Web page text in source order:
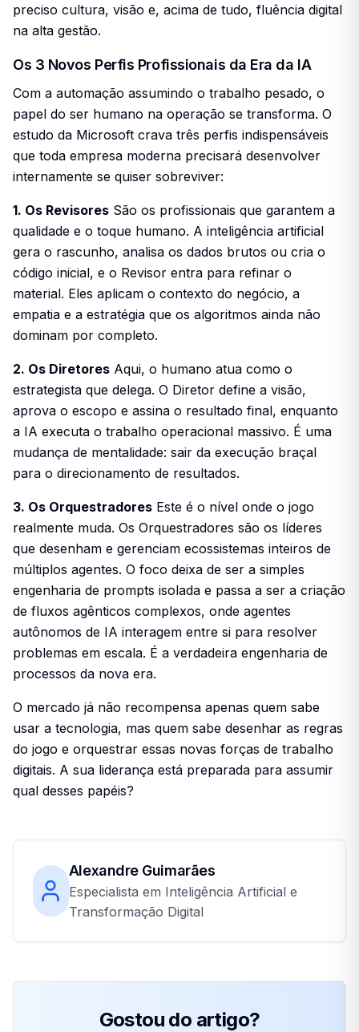
preciso cultura, visão e, acima de tudo, fluência digital
na alta gestão.
Os 3 Novos Perfis Profissionais da Era da IA
Com a automação assumindo o trabalho pesado, o
papel do ser humano na operação se transforma. O
estudo da Microsoft crava três perfis indispensáveis
que toda empresa moderna precisará desenvolver
internamente se quiser sobreviver:
1. Os Revisores São os profissionais que garantem a
qualidade e o toque humano. A inteligência artificial
gera o rascunho, analisa os dados brutos ou cria o
código inicial, e o Revisor entra para refinar o
material. Eles aplicam o contexto do negócio, a
empatia e a estratégia que os algoritmos ainda não
dominam por completo.
2. Os Diretores Aqui, o humano atua como o
estrategista que delega. O Diretor define a visão,
aprova o escopo e assina o resultado final, enquanto
a IA executa o trabalho operacional massivo. É uma
mudança de mentalidade: sair da execução braçal
para o direcionamento de resultados.
3. Os Orquestradores Este é o nível onde o jogo
realmente muda. Os Orquestradores são os líderes
que desenham e gerenciam ecossistemas inteiros de
múltiplos agentes. O foco deixa de ser a simples
engenharia de prompts isolada e passa a ser a criação
de fluxos agênticos complexos, onde agentes
autônomos de IA interagem entre si para resolver
problemas em escala. É a verdadeira engenharia de
processos da nova era.
O mercado já não recompensa apenas quem sabe
usar a tecnologia, mas quem sabe desenhar as regras
do jogo e orquestrar essas novas forças de trabalho
digitais. A sua liderança está preparada para assumir
qual desses papéis?
Alexandre Guimarães
Especialista em Inteligência Artificial e
Transformação Digital
Gostou do artigo?